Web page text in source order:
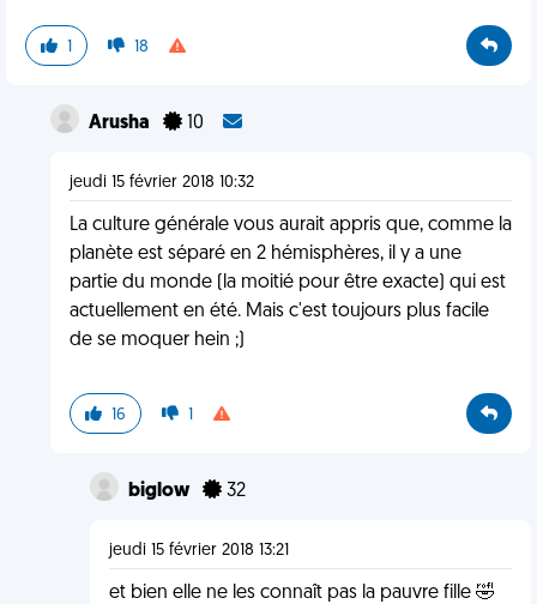
1 18
Arusha 10
jeudi 15 février 2018 10:32
La culture générale vous aurait appris que, comme la
planète est séparé en 2 hémisphères, il y a une
partie du monde (la moitié pour être exacte) qui est
actuellement en été. Mais c'est toujours plus facile
de se moquer hein ;)
16 1
biglow 32
jeudi 15 février 2018 13:21
et bien elle ne les connaît pas la pauvre fille 🤣